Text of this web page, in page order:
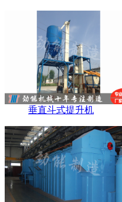
垂直斗式提升机